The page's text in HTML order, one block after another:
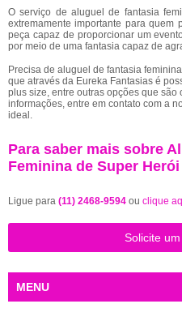
O serviço de aluguel de fantasia
extremamente importante para
peça capaz de proporcionar um
por meio de uma fantasia capaz de
Precisa de aluguel de fantasia
que através da Eureka Fantasias é
plus size, entre outras opções que são
informações, entre em contato com a
ideal.
Para saber mais sobre
Feminina de Super
Ligue para (11) 2468-9594 ou clique
Solicite
MENU